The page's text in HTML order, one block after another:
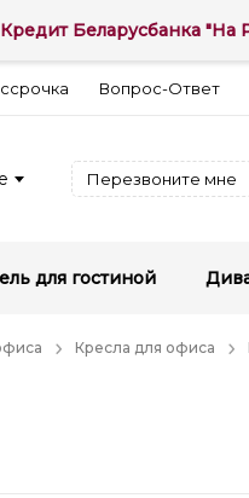
Вопрос-Ответ
Перезвоните мне
для гостиной
Кресла для офиса
Кредит Беларусбанка "На